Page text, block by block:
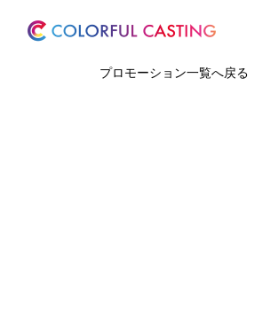
プロモーション一覧へ戻る